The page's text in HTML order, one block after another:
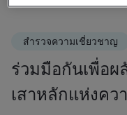
สำรวจความเชี่ยวชาญ
ร่วมมือกันเพื่อ
เสาหลักแห่งคว